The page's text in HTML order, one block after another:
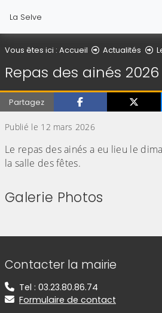
La Selve
Vous êtes ici : Accueil Actualités
Repas des ainés 2026
Partagez
Publié le 12 mars 2026
Le repas des ainés a eu lieu le
la salle des fêtes.
Galerie Photos
Informations de contact
Contacter la mairie
Tel : 03.23.80.86.74
Formulaire de contact